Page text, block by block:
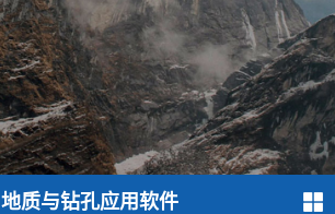
地质与钻孔应用软件